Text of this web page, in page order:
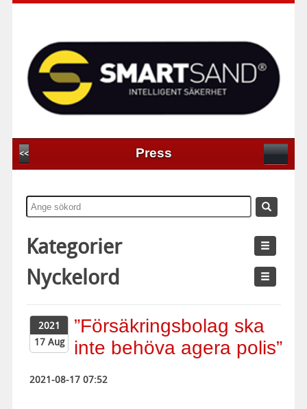
<< Press
Kategorier
Nyckelord
2021
17 Aug
”Försäkringsbolag ska
inte behöva agera polis”
2021-08-17 07:52